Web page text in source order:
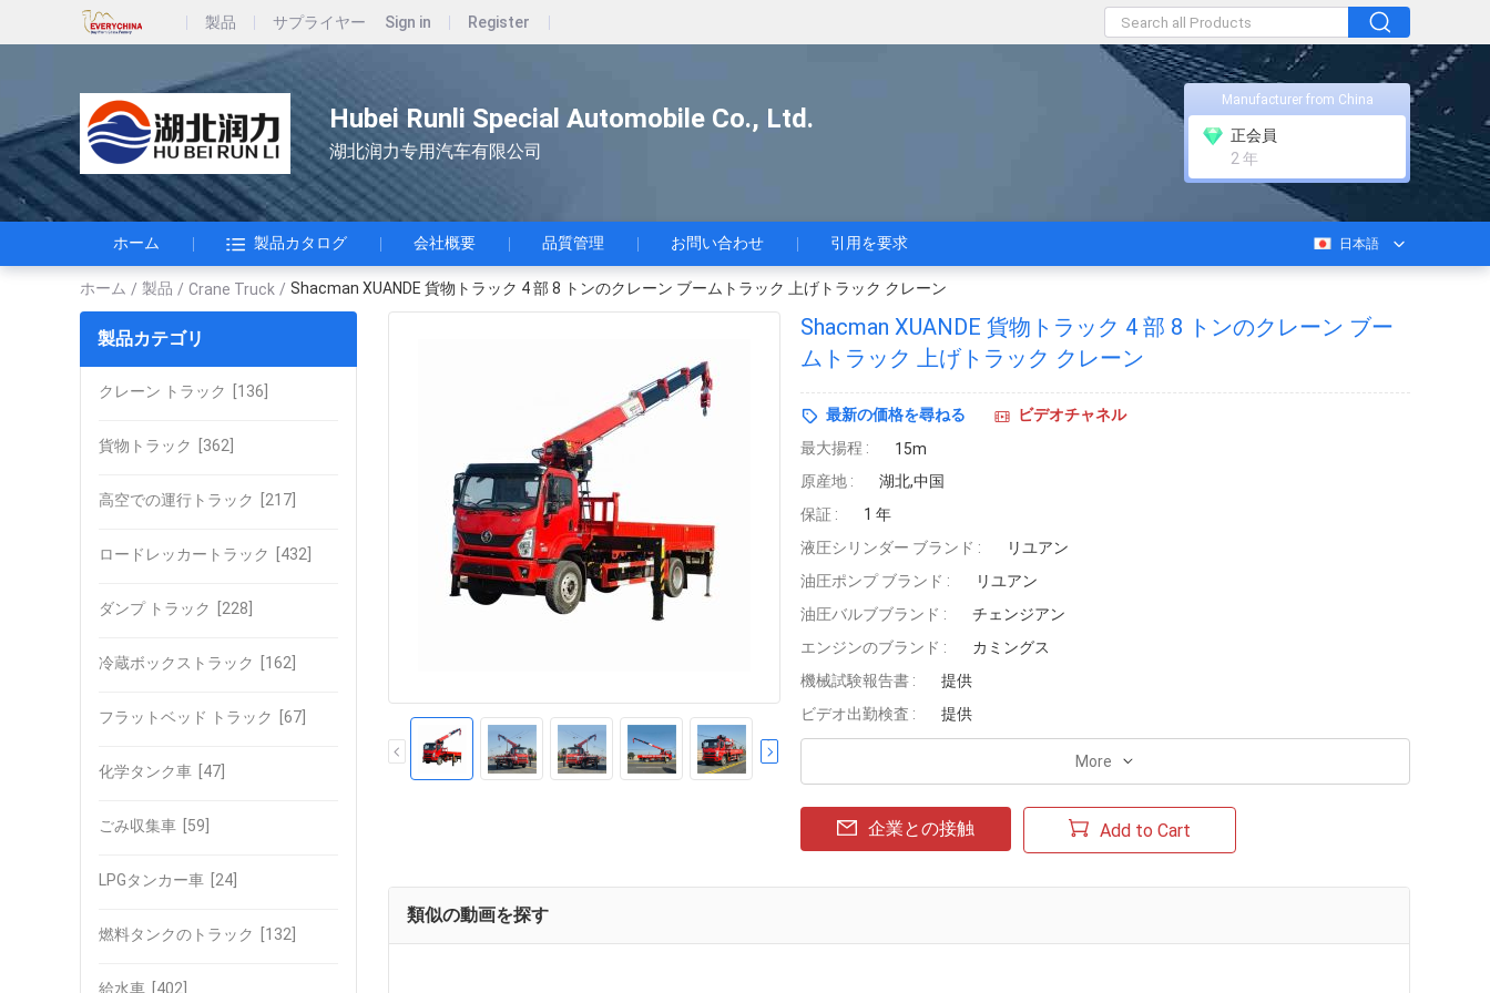
製品 サプライヤー Sign in Register
Hubei Runli Special Automobile Co., Ltd.
湖北润力专用汽车有限公司
Manufacturer from China
正会員
2 年
ホーム 製品カタログ 会社概要 品質管理 お問い合わせ 引用を要求 日本語
ホーム / 製品 / Crane Truck / Shacman XUANDE 貨物トラック 4 部 8 トンのクレーン ブームトラック 上げトラック クレーン
製品カテゴリ
クレーン トラック [136]
貨物トラック [362]
高空での運行トラック [217]
ロードレッカートラック [432]
ダンプ トラック [228]
冷蔵ボックストラック [162]
フラットベッド トラック [67]
化学タンク車 [47]
ごみ収集車 [59]
LPGタンカー車 [24]
燃料タンクのトラック [132]
給水車 [402]
Shacman XUANDE 貨物トラック 4 部 8 トンのクレーン ブー
ムトラック 上げトラック クレーン
最新の価格を尋ねる
ビデオチャネル
最大揚程 :
15m
原産地 :
湖北,中国
保証 :
1 年
液圧シリンダー ブランド :
リユアン
油圧ポンプ ブランド :
リユアン
油圧バルブブランド :
チェンジアン
エンジンのブランド :
カミングス
機械試験報告書 :
提供
ビデオ出勤検査 :
提供
More
企業との接触 Add to Cart
類似の動画を探す